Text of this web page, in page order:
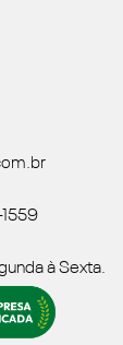
à Sexta.